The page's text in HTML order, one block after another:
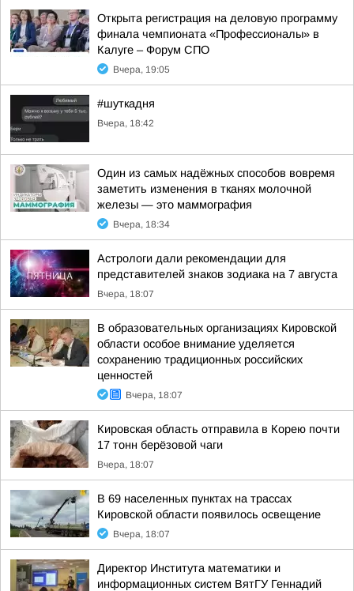
Открыта регистрация на деловую программу
финала чемпионата «Профессионалы» в
Калуге – Форум СПО
Вчера, 19:05
#шуткадня
Вчера, 18:42
Один из самых надёжных способов вовремя
заметить изменения в тканях молочной
железы — это маммография
Вчера, 18:34
Астрологи дали рекомендации для
представителей знаков зодиака на 7 августа
Вчера, 18:07
В образовательных организациях Кировской
области особое внимание уделяется
сохранению традиционных российских
ценностей
Вчера, 18:07
Кировская область отправила в Корею почти
17 тонн берёзовой чаги
Вчера, 18:07
В 69 населенных пунктах на трассах
Кировской области появилось освещение
Вчера, 18:07
Директор Института математики и
информационных систем ВятГУ Геннадий